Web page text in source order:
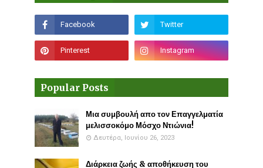
Popular Posts
Μια συμβουλή απο τον Επαγγελματία
μελισσοκόμο Μόσχο Ντιώνια!
Δευτέρα, Ιουνίου 26, 2023
Διάρκεια ζωής & αποθήκευση του